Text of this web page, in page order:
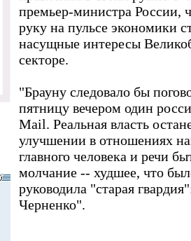
премьер-министра России,
руку на пульсе экономики
насущные интересы
секторе.
"Брауну следовало бы
пятницу вечером один
Mail. Реальная власть
улучшении в отношениях
главного человека и речи
молчание -- худшее, что
руководила "старая
Черненко".